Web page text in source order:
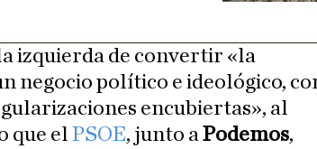
izquierda de convertir «la
negocio político e ideológico,
encubiertas», al
que el PSOE, junto aPodemos,